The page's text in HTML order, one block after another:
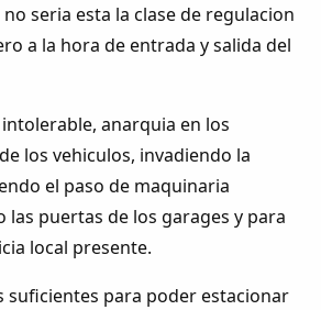
seria esta la clase de regulacion
a la hora de entrada y salida del
anarquia en los
los vehiculos, invadiendo la
el paso de maquinaria
las puertas de los garages y para
local presente.
suficientes para poder estacionar